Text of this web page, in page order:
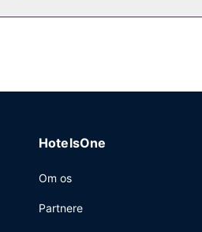
HotelsOne
Om os
Partnere